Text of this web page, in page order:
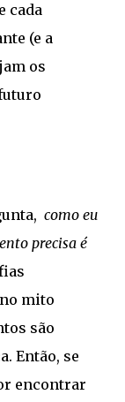
cada
(e a
os
como eu
precisa é
mito
são
Então, se
encontrar